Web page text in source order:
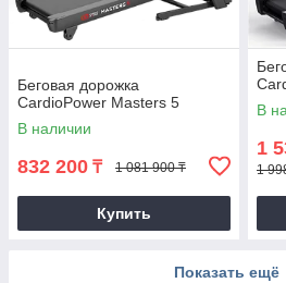
Беговая дорожка
CardioPower Masters 5
В наличии
832 200 ₸ 1 081 900 ₸
Купить
В
1
1
Показать ещё